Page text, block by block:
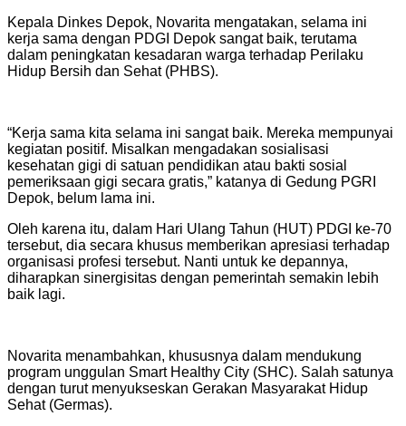
Kepala Dinkes Depok, Novarita mengatakan, selama ini
kerja sama dengan PDGI Depok sangat baik, terutama
dalam peningkatan kesadaran warga terhadap Perilaku
Hidup Bersih dan Sehat (PHBS).
“Kerja sama kita selama ini sangat baik. Mereka mempunyai
kegiatan positif. Misalkan mengadakan sosialisasi
kesehatan gigi di satuan pendidikan atau bakti sosial
pemeriksaan gigi secara gratis,” katanya di Gedung PGRI
Depok, belum lama ini.
Oleh karena itu, dalam Hari Ulang Tahun (HUT) PDGI ke-70
tersebut, dia secara khusus memberikan apresiasi terhadap
organisasi profesi tersebut. Nanti untuk ke depannya,
diharapkan sinergisitas dengan pemerintah semakin lebih
baik lagi.
Novarita menambahkan, khususnya dalam mendukung
program unggulan Smart Healthy City (SHC). Salah satunya
dengan turut menyukseskan Gerakan Masyarakat Hidup
Sehat (Germas).